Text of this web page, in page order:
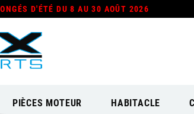
D'ÉTÉ DU 8 AU 30 AOÛT 2026
PIÈCES MOTEUR HABITACLE